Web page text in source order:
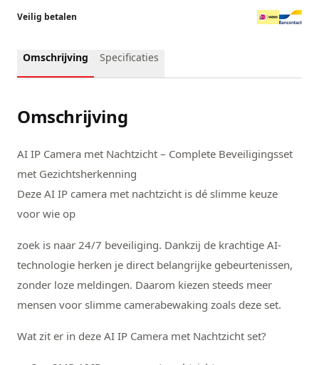
Veilig betalen
Omschrijving Specificaties
Omschrijving
AI IP Camera met Nachtzicht – Complete Beveiligingsset
met Gezichtsherkenning
Deze AI IP camera met nachtzicht is dé slimme keuze
voor wie op
zoek is naar 24/7 beveiliging. Dankzij de krachtige AI-
technologie herken je direct belangrijke gebeurtenissen,
zonder loze meldingen. Daarom kiezen steeds meer
mensen voor slimme camerabewaking zoals deze set.
Wat zit er in deze AI IP Camera met Nachtzicht set?